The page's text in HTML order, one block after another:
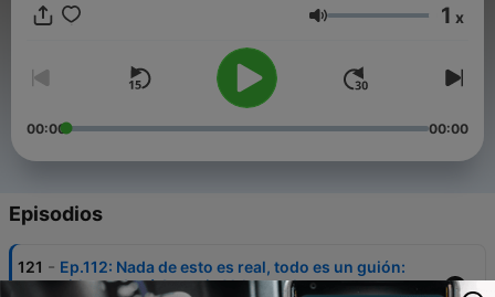
Volumen 1 x
00:00 00:00
Episodios
121 - Ep.112: Nada de esto es real, todo es un guión:
vidente José Antonio Valenzuela